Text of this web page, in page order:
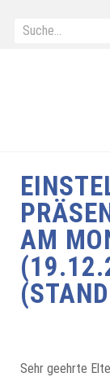
AM
Sehr geehrte